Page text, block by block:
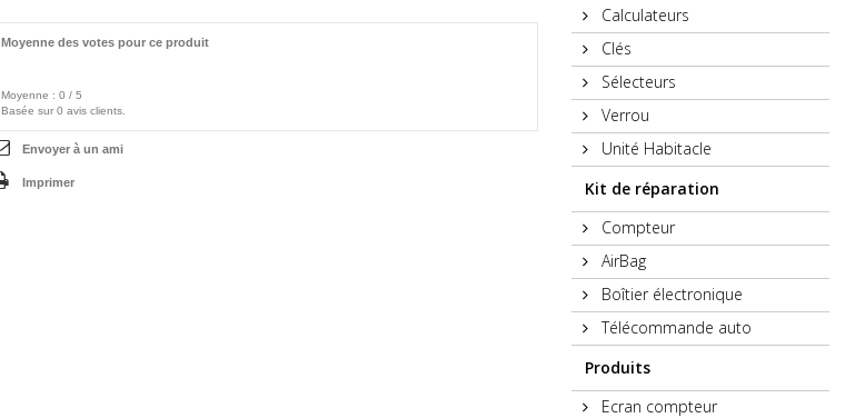
Moyenne des votes pour ce produit
Moyenne : 0 / 5
Basée sur 0 avis clients.
Envoyer à un ami
Imprimer
Calculateurs
Clés
Sélecteurs
Verrou
Unité Habitacle
Kit de réparation
Compteur
AirBag
Boîtier électronique
Télécommande auto
Produits
Ecran compteur